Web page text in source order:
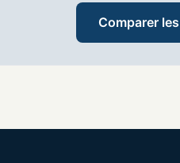
Comparer